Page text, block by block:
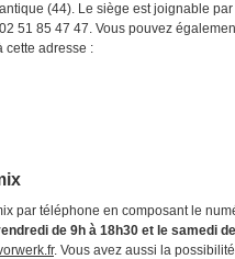
(44). Le siège est joignable par
51 85 47 47. Vous pouvez
cette adresse :
par téléphone en composant le
de 9h à 18h30 et le samedi
. Vous avez aussi la possibilité